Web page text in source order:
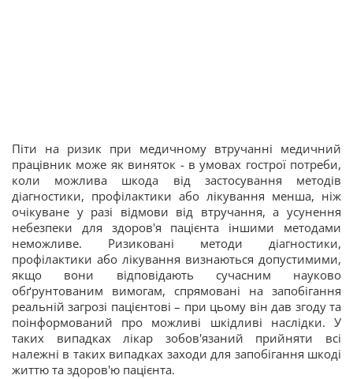
Піти на ризик при медичному втручанні медичний
працівник може як виняток - в умовах гострої потреби,
коли можлива шкода від застосування методів
діагностики, профілактики або лікування менша, ніж
очікуване у разі відмови від втручання, а усунення
небезпеки для здоров'я пацієнта іншими методами
неможливе. Ризиковані методи діагностики,
профілактики або лікування визнаються допустимими,
якщо вони відповідають сучасним науково
обґрунтованим вимогам, спрямовані на запобігання
реальній загрозі пацієнтові – при цьому він дав згоду та
поінформований про можливі шкідливі наслідки. У
таких випадках лікар зобов'язаний прийняти всі
належні в таких випадках заходи для запобігання шкоді
життю та здоров'ю пацієнта.